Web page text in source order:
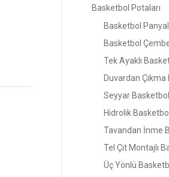
Basketbol Potaları
Basketbol
Basketbol
Tek Ayaklı
Duvardan
Seyyar
Hidrolik
Tavandan İnme
Tel Çit Montajlı
Üç Yönlü